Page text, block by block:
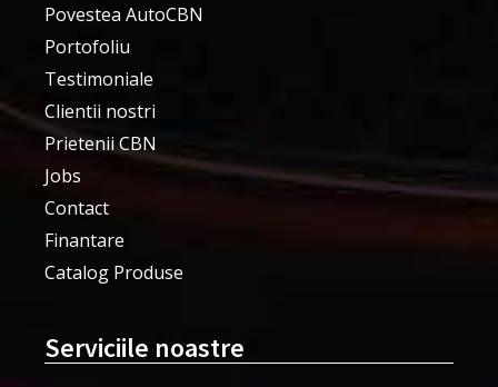
Povestea AutoCBN
Portofoliu
Testimoniale
Clientii nostri
Prietenii CBN
Jobs
Contact
Finantare
Catalog Produse
Serviciile noastre